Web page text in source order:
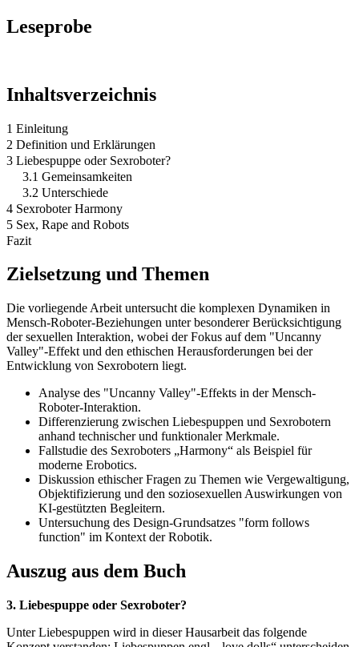
Leseprobe
Inhaltsverzeichnis
1 Einleitung
2 Definition und Erklärungen
3 Liebespuppe oder Sexroboter?
3.1 Gemeinsamkeiten
3.2 Unterschiede
4 Sexroboter Harmony
5 Sex, Rape and Robots
Fazit
Zielsetzung und Themen
Die vorliegende Arbeit untersucht die komplexen Dynamiken in
Mensch-Roboter-Beziehungen unter besonderer Berücksichtigung
der sexuellen Interaktion, wobei der Fokus auf dem "Uncanny
Valley"-Effekt und den ethischen Herausforderungen bei der
Entwicklung von Sexrobotern liegt.
Analyse des "Uncanny Valley"-Effekts in der Mensch-
Roboter-Interaktion.
Differenzierung zwischen Liebespuppen und Sexrobotern
anhand technischer und funktionaler Merkmale.
Fallstudie des Sexroboters „Harmony“ als Beispiel für
moderne Erobotics.
Diskussion ethischer Fragen zu Themen wie Vergewaltigung,
Objektifizierung und den soziosexuellen Auswirkungen von
KI-gestützten Begleitern.
Untersuchung des Design-Grundsatzes "form follows
function" im Kontext der Robotik.
Auszug aus dem Buch
3. Liebespuppe oder Sexroboter?
Unter Liebespuppen wird in dieser Hausarbeit das folgende